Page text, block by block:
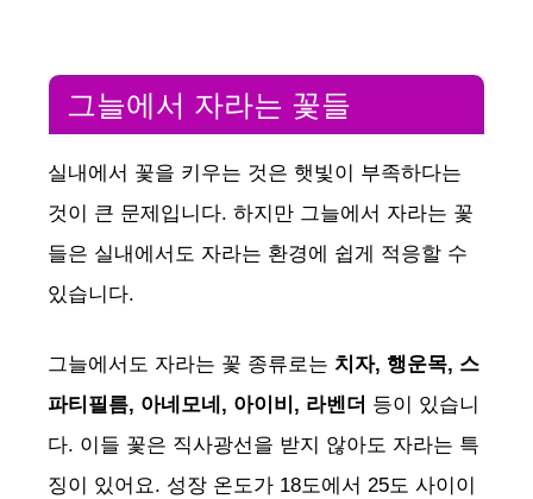
그늘에서 자라는 꽃들
실내에서 꽃을 키우는 것은 햇빛이 부족하다는
것이 큰 문제입니다. 하지만 그늘에서 자라는 꽃
들은 실내에서도 자라는 환경에 쉽게 적응할 수
있습니다.
그늘에서도 자라는 꽃 종류로는 치자, 행운목, 스
파티필름, 아네모네, 아이비, 라벤더 등이 있습니
다. 이들 꽃은 직사광선을 받지 않아도 자라는 특
징이 있어요. 성장 온도가 18도에서 25도 사이이